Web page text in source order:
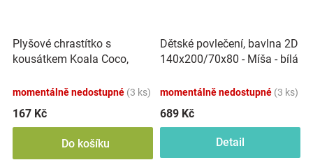
Plyšové chrastítko s
kousátkem Koala Coco,
momentálně nedostupné (3 ks)
167 Kč
Do košíku
Dětské povlečení, bavlna 2D
140x200/70x80 - Míša - bílá
momentálně nedostupné (3 ks)
689 Kč
Detail